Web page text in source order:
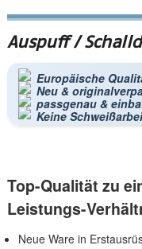
Auspuff /
Europäische
Neu &
passgenau &
Keine
Top-Qualität zu
Leistungs-
Neue Ware in